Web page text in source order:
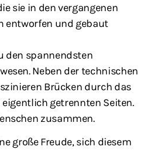
sie in den vergangenen
entworfen und gebaut
den spannendsten
Neben der technischen
Brücken durch das
getrennten Seiten.
zusammen.
große Freude, sich diesem